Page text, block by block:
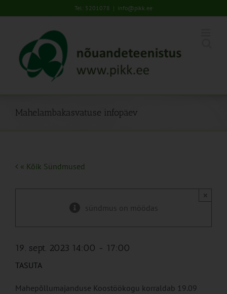
to
Tel: 5201078 | info@pikk.ee
Mahelambakasvatuse infopäev
« Kõik Sündmused
sündmus on möödas
×
19. sept. 2023 14:00 - 17:00
TASUTA
Mahepõllumajanduse Koostöökogu korraldab 19.09